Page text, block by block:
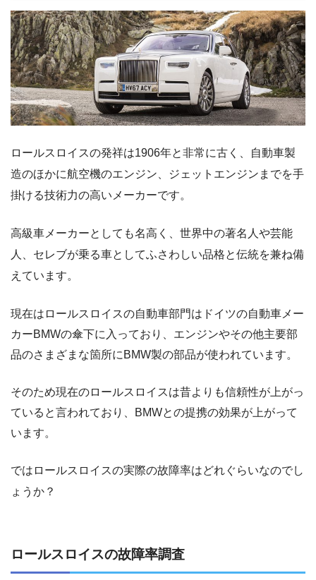
ロールスロイスの発祥は1906年と非常に古く、自動車製
造のほかに航空機のエンジン、ジェットエンジンまでを手
掛ける技術力の高いメーカーです。
高級車メーカーとしても名高く、世界中の著名人や芸能
人、セレブが乗る車としてふさわしい品格と伝統を兼ね備
えています。
現在はロールスロイスの自動車部門はドイツの自動車メー
カーBMWの傘下に入っており、エンジンやその他主要部
品のさまざまな箇所にBMW製の部品が使われています。
そのため現在のロールスロイスは昔よりも信頼性が上がっ
ていると言われており、BMWとの提携の効果が上がって
います。
ではロールスロイスの実際の故障率はどれぐらいなのでし
ょうか？
ロールスロイスの故障率調査